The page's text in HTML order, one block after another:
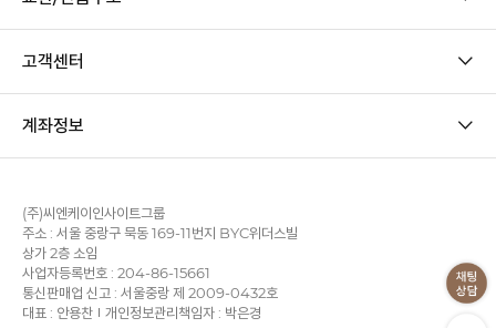
고객센터
계좌정보
(주)씨엔케이인사이트그룹
주소 : 서울 중랑구 묵동 169-11번지 BYC위더스빌
상가 2층 소임
사업자등록번호 : 204-86-15661
통신판매업 신고 : 서울중랑 제 2009-0432호
대표 : 안용찬
개인정보관리책임자 : 박은경